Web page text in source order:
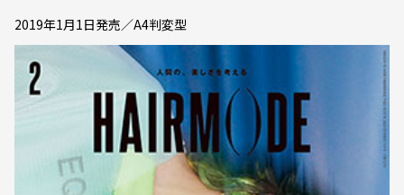
2019年1月1日発売／A4判変型